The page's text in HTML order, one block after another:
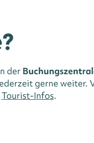
der
gerne weiter.
Tourist-Infos.